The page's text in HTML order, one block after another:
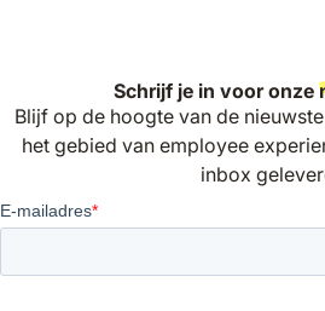
Schrijf je in voor onze
Blijf op de hoogte van de
het gebied van employee
inbox